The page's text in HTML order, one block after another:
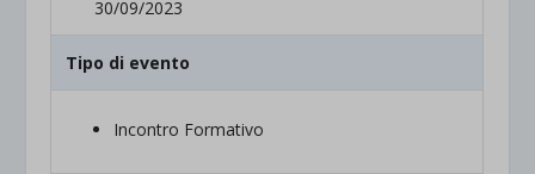
30/09/2023
Tipo di evento
Incontro Formativo